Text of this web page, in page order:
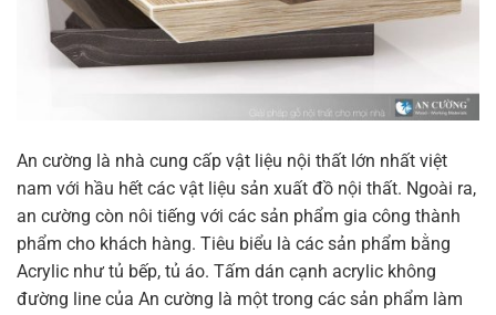
An cường là nhà cung cấp vật liệu nội thất lớn nhất việt
nam với hầu hết các vật liệu sản xuất đồ nội thất. Ngoài ra,
an cường còn nôi tiếng với các sản phẩm gia công thành
phẩm cho khách hàng. Tiêu biểu là các sản phẩm bằng
Acrylic như tủ bếp, tủ áo. Tấm dán cạnh acrylic không
đường line của An cường là một trong các sản phẩm làm